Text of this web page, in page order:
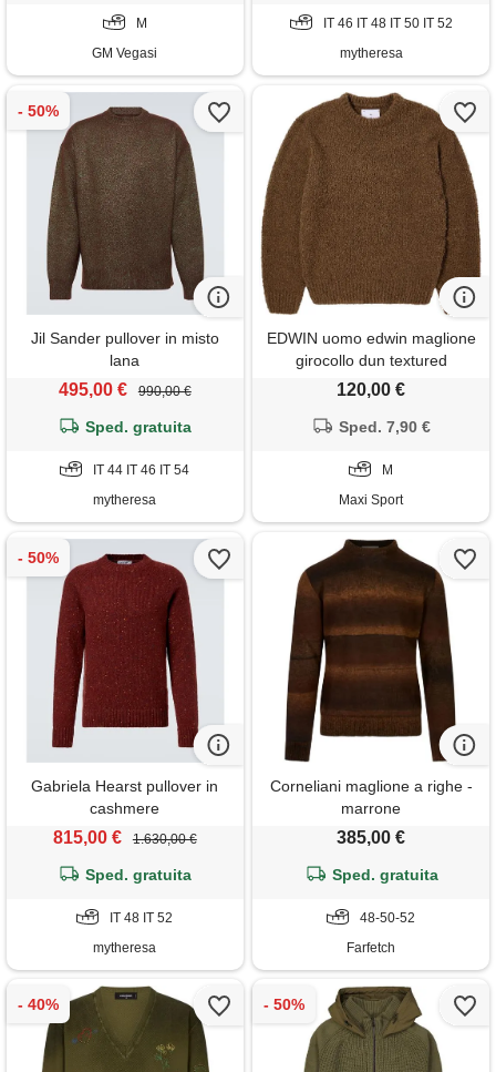
M
GM Vegasi
IT 46 IT 48 IT 50 IT 52
mytheresa
Jil Sander pullover in misto
lana
495,00 € 990,00 €
Sped. gratuita
IT 44 IT 46 IT 54
mytheresa
EDWIN uomo edwin maglione
girocollo dun textured
120,00 €
Sped. 7,90 €
M
Maxi Sport
Gabriela Hearst pullover in
cashmere
815,00 € 1.630,00 €
Sped. gratuita
IT 48 IT 52
mytheresa
Corneliani maglione a righe -
marrone
385,00 €
Sped. gratuita
48-50-52
Farfetch